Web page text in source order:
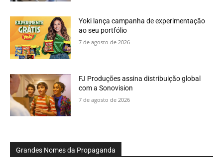
Yoki lança campanha de experimentação
ao seu portfólio
7 de agosto de 2026
FJ Produções assina distribuição global
com a Sonovision
7 de agosto de 2026
Grandes Nomes da Propaganda